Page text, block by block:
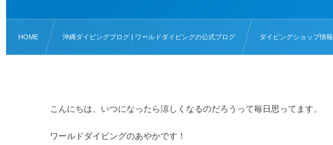
HOME 沖縄ダイビングブログ | ワールドダイビングの公式ブログ ダイビングショップ情報
こんにちは、いつになったら涼しくなるのだろうって毎日思ってます。
ワールドダイビングのあやかです！